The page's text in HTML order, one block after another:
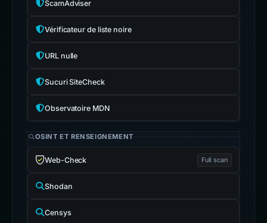
ScamAdviser
Vérificateur de liste noire
URL nulle
Sucuri SiteCheck
Observatoire MDN
OSINT ET RENSEIGNEMENT
Web-Check Full scan
Shodan
Censys